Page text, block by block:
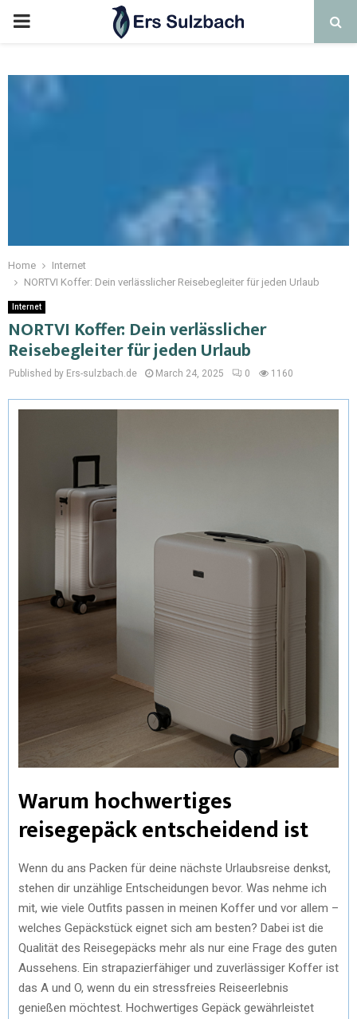
Home
Internet
NORTVI Koffer: Dein verlässlicher Reisebegleiter für jeden Urlaub
Internet
NORTVI Koffer: Dein verlässlicher
Reisebegleiter für jeden Urlaub
Published by Ers-sulzbach.de March 24, 2025 0 1160
Warum hochwertiges
reisegepäck entscheidend ist
Wenn du ans Packen für deine nächste Urlaubsreise denkst,
stehen dir unzählige Entscheidungen bevor. Was nehme ich
mit, wie viele Outfits passen in meinen Koffer und vor allem –
welches Gepäckstück eignet sich am besten? Dabei ist die
Qualität des Reisegepäcks mehr als nur eine Frage des guten
Aussehens. Ein strapazierfähiger und zuverlässiger Koffer ist
das A und O, wenn du ein stressfreies Reiseerlebnis
genießen möchtest. Hochwertiges Gepäck gewährleistet